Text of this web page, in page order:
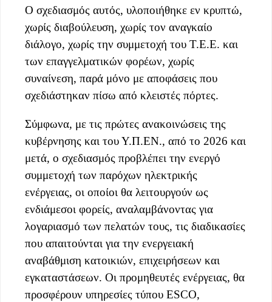
Ο σχεδιασμός αυτός, υλοποιήθηκε εν κρυπτώ,
χωρίς διαβούλευση, χωρίς τον αναγκαίο
διάλογο, χωρίς την συμμετοχή του Τ.Ε.Ε. και
των επαγγελματικών φορέων, χωρίς
συναίνεση, παρά μόνο με αποφάσεις που
σχεδιάστηκαν πίσω από κλειστές πόρτες.
Σύμφωνα, με τις πρώτες ανακοινώσεις της
κυβέρνησης και του Υ.Π.ΕΝ., από το 2026 και
μετά, ο σχεδιασμός προβλέπει την ενεργό
συμμετοχή των παρόχων ηλεκτρικής
ενέργειας, οι οποίοι θα λειτουργούν ως
ενδιάμεσοι φορείς, αναλαμβάνοντας για
λογαριασμό των πελατών τους, τις διαδικασίες
που απαιτούνται για την ενεργειακή
αναβάθμιση κατοικιών, επιχειρήσεων και
εγκαταστάσεων. Οι προμηθευτές ενέργειας, θα
προσφέρουν υπηρεσίες τύπου ESCO,